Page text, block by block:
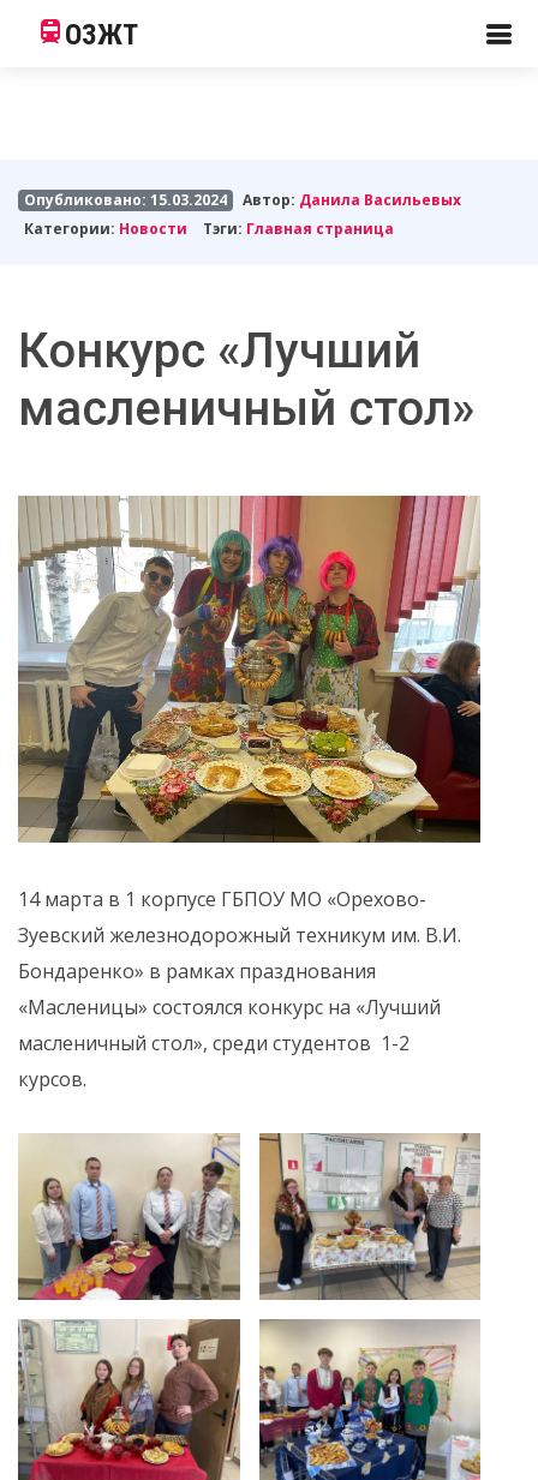
ОЗЖТ
Опубликовано: 15.03.2024 Автор: Данила Васильевых
Категории: Новости Тэги: Главная страница
Конкурс «Лучший
масленичный стол»
14 марта в 1 корпусе ГБПОУ МО «Орехово-
Зуевский железнодорожный техникум им. В.И.
Бондаренко» в рамках празднования
«Масленицы» состоялся конкурс на «Лучший
масленичный стол», среди студентов 1-2
курсов.